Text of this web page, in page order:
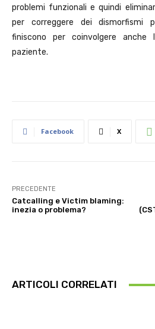
problemi funzionali e quindi
per correggere dei dismorfismi
finiscono per coinvolgere anche
paziente.
Facebook X
PRECEDENTE
Catcalling e Victim blaming:
inezia o problema?
ARTICOLI CORRELATI